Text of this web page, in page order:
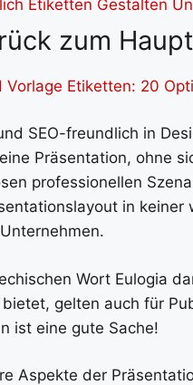
zum
Vorlage Etiketten: 20
SEO-freundlich in
Präsentation, ohne
professionellen
in
Wort Eulogia
gelten auch für
ist eine gute Sache!
Aspekte der